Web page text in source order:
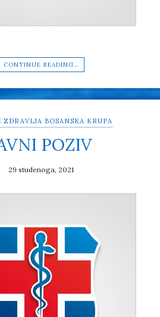
CONTINUE READING…
BOSANSKA KRUPA
POZIV
29 studenoga, 2021